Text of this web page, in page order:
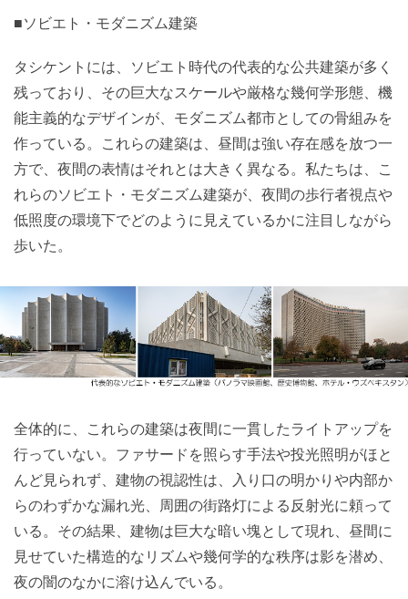
■ソビエト・モダニズム建築
タシケントには、ソビエト時代の代表的な公共建築が多く
残っており、その巨大なスケールや厳格な幾何学形態、機
能主義的なデザインが、モダニズム都市としての骨組みを
作っている。これらの建築は、昼間は強い存在感を放つ一
方で、夜間の表情はそれとは大きく異なる。私たちは、こ
れらのソビエト・モダニズム建築が、夜間の歩行者視点や
低照度の環境下でどのように見えているかに注目しながら
歩いた。
全体的に、これらの建築は夜間に一貫したライトアップを
行っていない。ファサードを照らす手法や投光照明がほと
んど見られず、建物の視認性は、入り口の明かりや内部か
らのわずかな漏れ光、周囲の街路灯による反射光に頼って
いる。その結果、建物は巨大な暗い塊として現れ、昼間に
見せていた構造的なリズムや幾何学的な秩序は影を潜め、
夜の闇のなかに溶け込んでいる。